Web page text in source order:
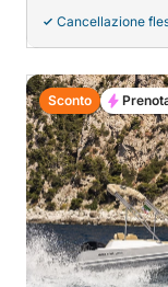
Cancellazione
Sconto